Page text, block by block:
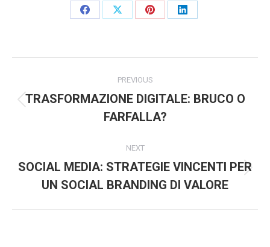
Share
Share
Share
Share
navigation
PREVIOUS
Previous
post:
TRASFORMAZIONE DIGITALE: BRUCO O
FARFALLA?
NEXT
Next
post:
SOCIAL MEDIA: STRATEGIE VINCENTI PER
UN SOCIAL BRANDING DI VALORE